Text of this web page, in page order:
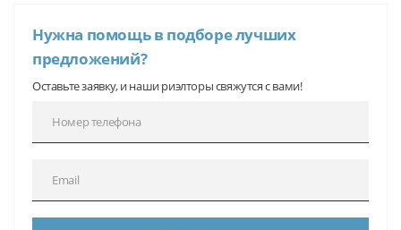
Нужна помощь в подборе лучших
предложений?
Оставьте заявку, и наши риэлторы свяжутся с вами!